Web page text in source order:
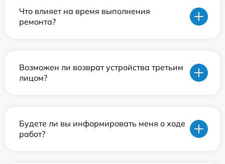
Что влияет на время выполнения
ремонта?
Возможен ли возврат устройства третьим
лицом?
Будете ли вы информировать меня о ходе
работ?